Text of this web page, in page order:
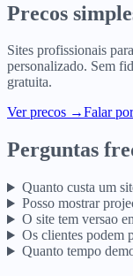
Precos
Sites profissionais para
personalizado. Sem
gratuita.
Ver precos →Falar
Perguntas
Quanto custa um
Posso mostrar
O site tem versao
Os clientes podem
Quanto tempo